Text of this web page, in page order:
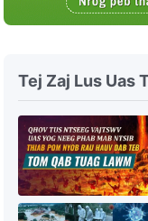
Tej Zaj Lus Uas